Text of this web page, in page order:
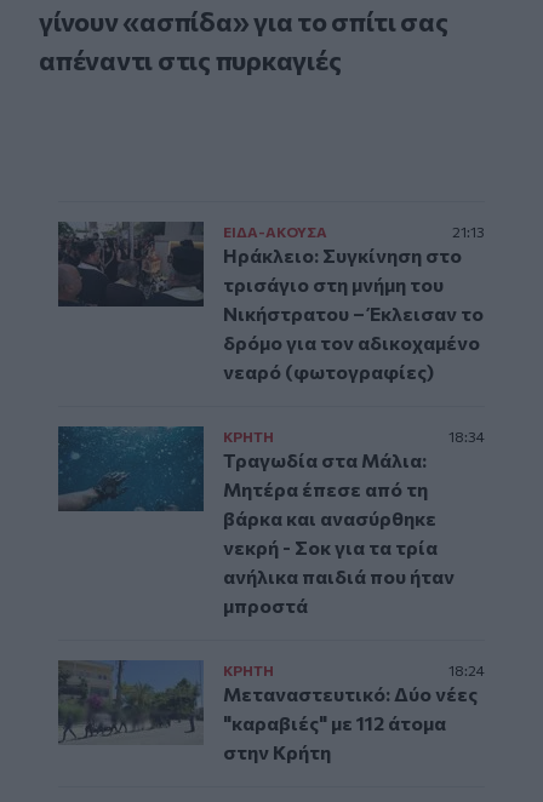
γίνουν «ασπίδα» για το σπίτι σας
απέναντι στις πυρκαγιές
ΕΙΔΑ-ΑΚΟΥΣΑ 21:13
Ηράκλειο: Συγκίνηση στο
τρισάγιο στη μνήμη του
Νικήστρατου – Έκλεισαν το
δρόμο για τον αδικοχαμένο
νεαρό (φωτογραφίες)
ΚΡΗΤΗ 18:34
Τραγωδία στα Μάλια:
Μητέρα έπεσε από τη
βάρκα και ανασύρθηκε
νεκρή - Σοκ για τα τρία
ανήλικα παιδιά που ήταν
μπροστά
ΚΡΗΤΗ 18:24
Μεταναστευτικό: Δύο νέες
"καραβιές" με 112 άτομα
στην Κρήτη